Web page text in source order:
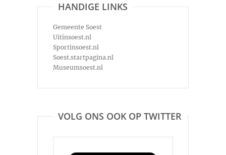
HANDIGE LINKS
Gemeente Soest
Uitinsoest.nl
Sportinsoest.nl
Soest.startpagina.nl
Museumsoest.nl
VOLG ONS OOK OP TWITTER